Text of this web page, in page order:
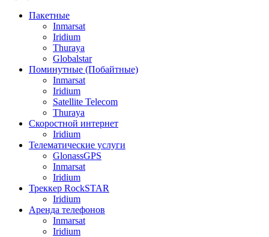
Пакетные
Inmarsat
Iridium
Thuraya
Globalstar
Поминутные (Побайтные)
Inmarsat
Iridium
Satellite Telecom
Thuraya
Скоростной интернет
Iridium
Телематические услуги
GlonassGPS
Inmarsat
Iridium
Треккер RockSTAR
Iridium
Аренда телефонов
Inmarsat
Iridium